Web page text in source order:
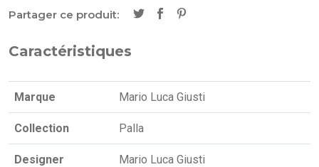
Partager ce produit:
Caractéristiques
Marque Mario Luca Giusti
Collection Palla
Designer Mario Luca Giusti